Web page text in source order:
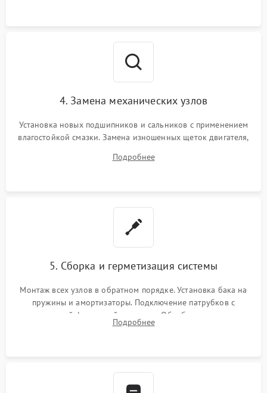
4. Замена механических узлов
Установка новых подшипников и сальников с применением
влагостойкой смазки. Замена изношенных щеток двигателя,
или поврежденной резиновой манжеты.
Подробнее
5. Сборка и герметизация системы
Монтаж всех узлов в обратном порядке. Установка бака на
пружины и амортизаторы. Подключение патрубков с
надежной фиксацией хомутами. Обработка стыков
герметиком для предотвращения возможных протечек воды.
Подробнее